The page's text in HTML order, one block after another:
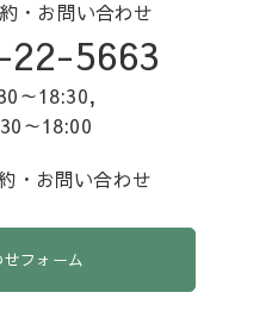
・お問い合わせ
5663
～18:30,
～18:00
・お問い合わせ
せフォーム